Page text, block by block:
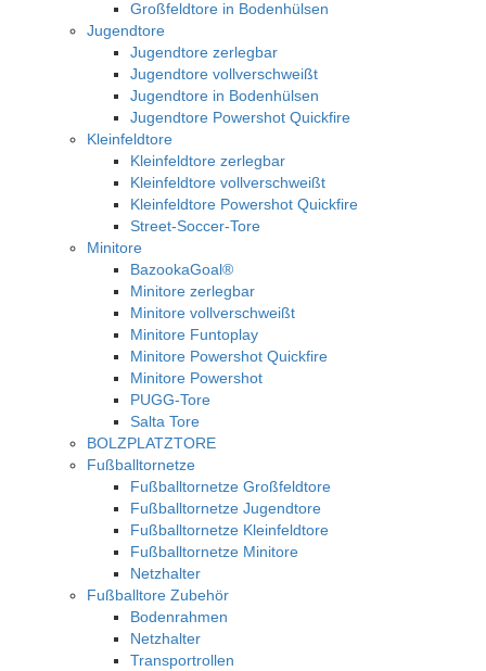
Großfeldtore in Bodenhülsen
Jugendtore
Jugendtore zerlegbar
Jugendtore vollverschweißt
Jugendtore in Bodenhülsen
Jugendtore Powershot Quickfire
Kleinfeldtore
Kleinfeldtore zerlegbar
Kleinfeldtore vollverschweißt
Kleinfeldtore Powershot Quickfire
Street-Soccer-Tore
Minitore
BazookaGoal®
Minitore zerlegbar
Minitore vollverschweißt
Minitore Funtoplay
Minitore Powershot Quickfire
Minitore Powershot
PUGG-Tore
Salta Tore
BOLZPLATZTORE
Fußballtornetze
Fußballtornetze Großfeldtore
Fußballtornetze Jugendtore
Fußballtornetze Kleinfeldtore
Fußballtornetze Minitore
Netzhalter
Fußballtore Zubehör
Bodenrahmen
Netzhalter
Transportrollen